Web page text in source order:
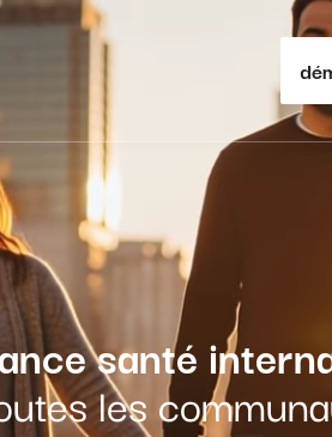
santé
les